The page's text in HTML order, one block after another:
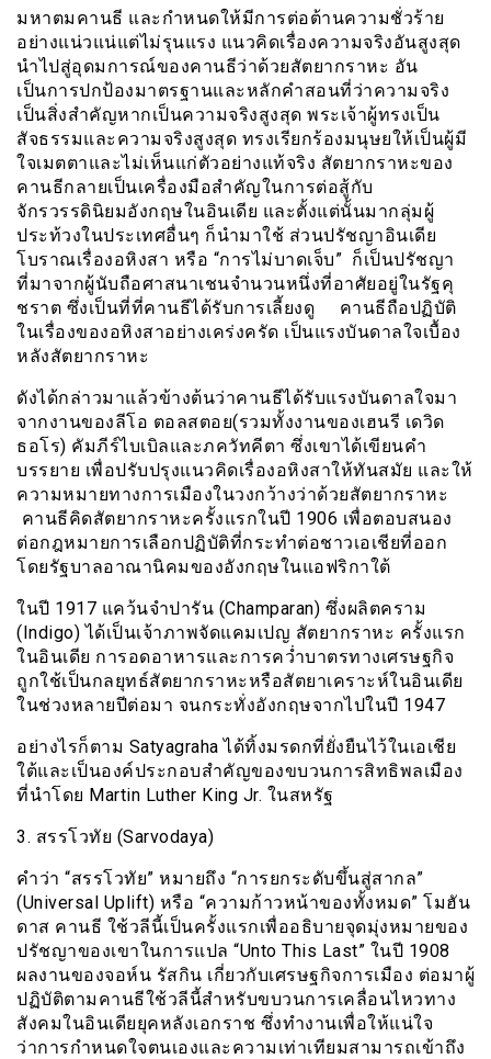
มหาตมคานธี และกำหนดให้มีการต่อต้านความชั่วร้าย
อย่างแน่วแน่แต่ไม่รุนแรง แนวคิดเรื่องความจริงอันสูงสุด
นำไปสู่อุดมการณ์ของคานธีว่าด้วยสัตยากราหะ อัน
เป็นการปกป้องมาตรฐานและหลักคำสอนที่ว่าความจริง
เป็นสิ่งสำคัญหากเป็นความจริงสูงสุด พระเจ้าผู้ทรงเป็น
สัจธรรมและความจริงสูงสุด ทรงเรียกร้องมนุษยให้เป็นผู้มี
ใจเมตตาและไม่เห็นแก่ตัวอย่างแท้จริง สัตยากราหะของ
คานธีกลายเป็นเครื่องมือสำคัญในการต่อสู้กับ
จักรวรรดินิยมอังกฤษในอินเดีย และตั้งแต่นั้นมากลุ่มผู้
ประท้วงในประเทศอื่นๆ ก็นำมาใช้ ส่วนปรัชญาอินเดีย
โบราณเรื่องอหิงสา หรือ “การไม่บาดเจ็บ” ก็เป็นปรัชญา
ที่มาจากผู้นับถือศาสนาเชนจำนวนหนึ่งที่อาศัยอยู่ในรัฐคุ
ชราต ซึ่งเป็นที่ที่คานธีได้รับการเลี้ยงดู คานธีถือปฏิบัติ
ในเรื่องของอหิงสาอย่างเคร่งครัด เป็นแรงบันดาลใจเบื้อง
หลังสัตยากราหะ
ดังได้กล่าวมาแล้วข้างต้นว่าคานธีได้รับแรงบันดาลใจมา
จากงานของลีโอ ตอลสตอย(รวมทั้งงานของเฮนรี เดวิด
ธอโร) คัมภีร์ไบเบิลและภควัทคีตา ซึ่งเขาได้เขียนคำ
บรรยาย เพื่อปรับปรุงแนวคิดเรื่องอหิงสาให้ทันสมัย และให้
ความหมายทางการเมืองในวงกว้างว่าด้วยสัตยากราหะ
คานธีคิดสัตยากราหะครั้งแรกในปี 1906 เพื่อตอบสนอง
ต่อกฎหมายการเลือกปฏิบัติที่กระทำต่อชาวเอเชียที่ออก
โดยรัฐบาลอาณานิคมของอังกฤษในแอฟริกาใต้
ในปี 1917 แคว้นจำปารัน (Champaran) ซึ่งผลิตคราม
(Indigo) ได้เป็นเจ้าภาพจัดแคมเปญ สัตยากราหะ ครั้งแรก
ในอินเดีย การอดอาหารและการคว่ำบาตรทางเศรษฐกิจ
ถูกใช้เป็นกลยุทธ์สัตยากราหะหรือสัตยาเคราะห์ในอินเดีย
ในช่วงหลายปีต่อมา จนกระทั่งอังกฤษจากไปในปี 1947
อย่างไรก็ตาม Satyagraha ได้ทิ้งมรดกที่ยั่งยืนไว้ในเอเชีย
ใต้และเป็นองค์ประกอบสำคัญของขบวนการสิทธิพลเมือง
ที่นำโดย Martin Luther King Jr. ในสหรัฐ
3. สรรโวทัย (Sarvodaya)
คำว่า “สรรโวทัย” หมายถึง “การยกระดับขึ้นสู่สากล”
(Universal Uplift) หรือ “ความก้าวหน้าของทั้งหมด” โมฮัน
ดาส คานธี ใช้วลีนี้เป็นครั้งแรกเพื่ออธิบายจุดมุ่งหมายของ
ปรัชญาของเขาในการแปล “Unto This Last” ในปี 1908
ผลงานของจอห์น รัสกิน เกี่ยวกับเศรษฐกิจการเมือง ต่อมาผู้
ปฏิบัติตามคานธีใช้วลีนี้สำหรับขบวนการเคลื่อนไหวทาง
สังคมในอินเดียยุคหลังเอกราช ซึ่งทำงานเพื่อให้แน่ใจ
ว่าการกำหนดใจตนเองและความเท่าเทียมสามารถเข้าถึง